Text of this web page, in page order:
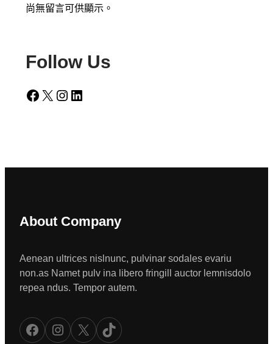
尚無留言可供顯示。
Follow Us
Facebook X Instagram LinkedIn
About Company
Aenean ultrices nislnunc, pulvinar sodales evariu
non.as Namet pulv ina libero fringill auctor lemnisdolo
repea ndus. Tempor autem.
Facebook Instagram X TikTok